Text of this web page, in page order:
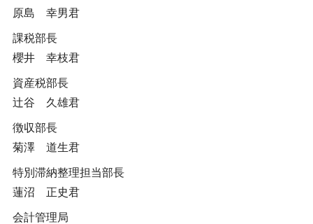
原島 幸男君
課税部長
櫻井 幸枝君
資産税部長
辻谷 久雄君
徴収部長
菊澤 道生君
特別滞納整理担当部長
蓮沼 正史君
会計管理局